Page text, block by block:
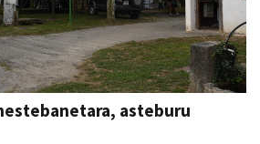
asteburu